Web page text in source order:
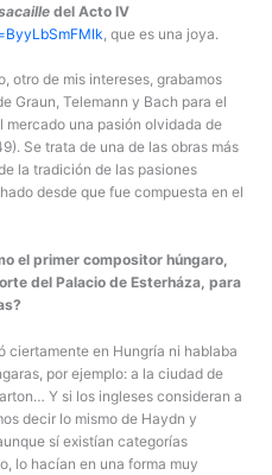
del Acto IV
, que es una joya.
otro de mis intereses, grabamos
Graun, Telemann y Bach para el
mercado una pasión olvidada de
Se trata de una de las obras más
la tradición de las pasiones
desde que fue compuesta en el
el primer compositor húngaro,
del Palacio de Esterháza, para
ciertamente en Hungría ni hablaba
por ejemplo: a la ciudad de
Y si los ingleses consideran a
decir lo mismo de Haydn y
sí existían categorías
lo hacían en una forma muy